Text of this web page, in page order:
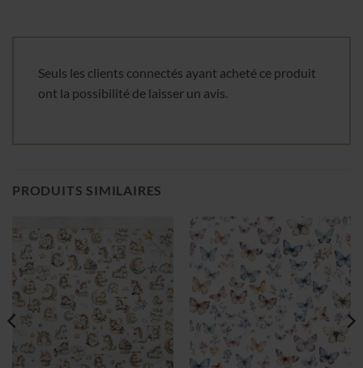
Seuls les clients connectés ayant acheté ce produit
ont la possibilité de laisser un avis.
PRODUITS SIMILAIRES